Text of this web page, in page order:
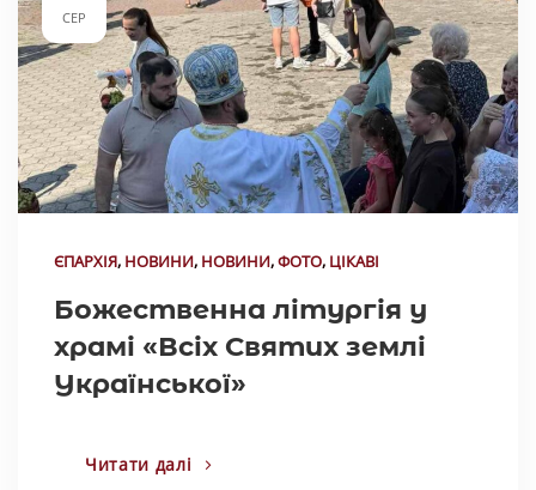
СЕР
ЄПАРХІЯ, НОВИНИ, НОВИНИ,ФОТО, ЦІКАВІ
Божественна літургія у
храмі «Всіх Святих землі
Української»
Читати далі